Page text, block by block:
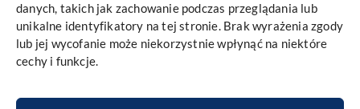
danych, takich jak zachowanie podczas przeglądania lub
unikalne identyfikatory na tej stronie. Brak wyrażenia zgody
lub jej wycofanie może niekorzystnie wpłynąć na niektóre
cechy i funkcje.
Polityka prywatności i cookies
Promieniowanie RTG